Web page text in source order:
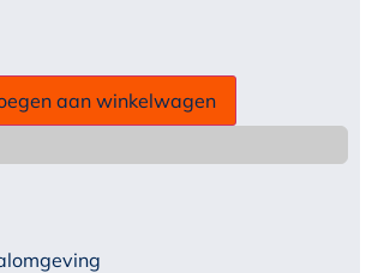
aan winkelwagen